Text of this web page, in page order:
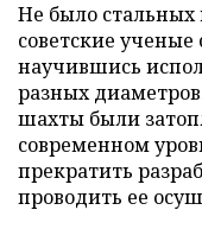
Не было стальных
советские
научившись
разных
шахты были
современном
прекратить
проводить ее